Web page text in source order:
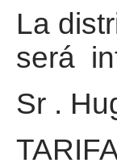
La
será
Sr .